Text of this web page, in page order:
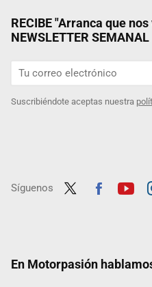
RECIBE "Arranca que
NEWSLETTER SEMANAL
Suscribiéndote aceptas nuestra
Síguenos
En Motorpasión